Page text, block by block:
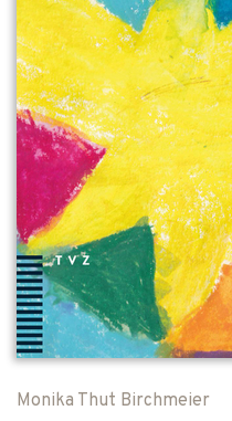
Monika Thut Birchmeier